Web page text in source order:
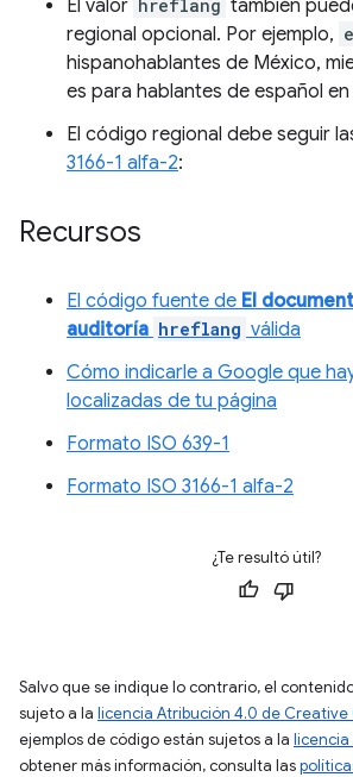
El valor hreflang también
regional opcional. Por ejemplo,
hispanohablantes de México,
es para hablantes de español en
El código regional debe seguir
3166-1 alfa-2:
Recursos
El código fuente de El
auditoría hreflang válida
Cómo indicarle a Google que
localizadas de tu página
Formato ISO 639-1
Formato ISO 3166-1 alfa-2
¿Te resultó útil?
Salvo que se indique lo contrario, el
sujeto a la licencia Atribución 4.0 de Creative
ejemplos de código están sujetos a la licencia
obtener más información, consulta las